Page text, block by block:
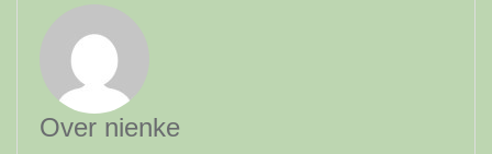
Over nienke